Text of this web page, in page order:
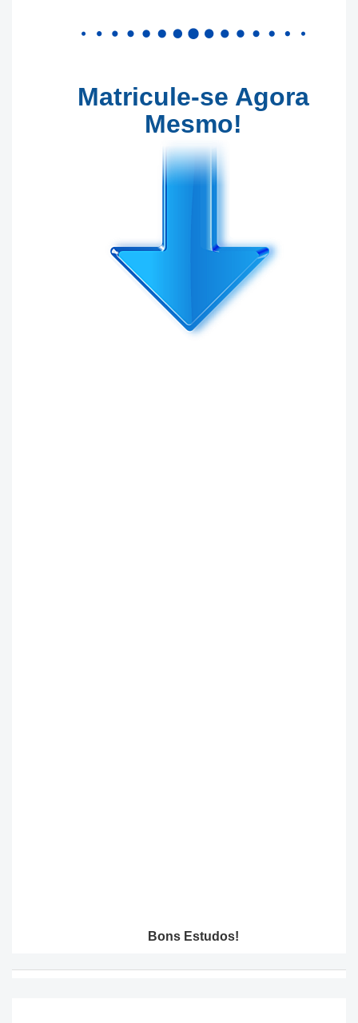
Matricule-se Agora
Mesmo!
Bons Estudos!